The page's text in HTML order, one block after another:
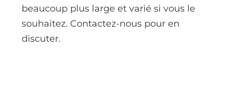
beaucoup plus large et varié si vous le
souhaitez. Contactez-nous pour en
discuter.